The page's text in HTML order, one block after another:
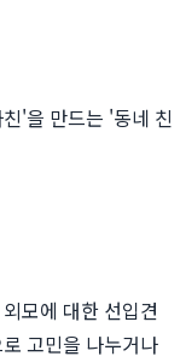
'을 만드는 '동네 친
모에 대한 선입견
고민을 나누거나